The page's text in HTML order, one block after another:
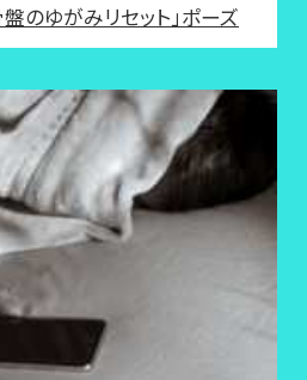
のゆがみリセット」ポーズ